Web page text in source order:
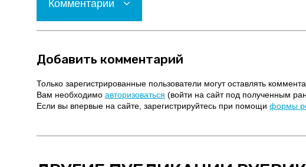
Комментарии
Добавить комментарий
Только зарегистрированные пользователи могут оставлять
Вам необходимо авторизоваться (войти на сайт под полученным
Если вы впервые на сайте, зарегистрируйтесь при помощи формы